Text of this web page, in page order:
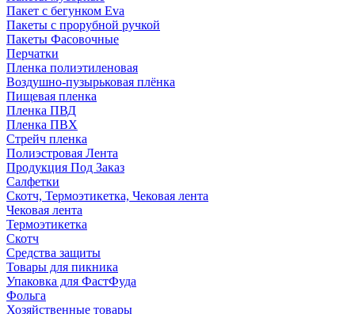
Пакет с бегунком Eva
Пакеты с прорубной ручкой
Пакеты Фасовочные
Перчатки
Пленка полиэтиленовая
Воздушно-пузырьковая плёнка
Пищевая пленка
Пленка ПВД
Пленка ПВХ
Стрейч пленка
Полиэстровая Лента
Продукция Под Заказ
Салфетки
Скотч, Термоэтикетка, Чековая лента
Чековая лента
Термоэтикетка
Скотч
Средства защиты
Товары для пикника
Упаковка для ФастФуда
Фольга
Хозяйственные товары